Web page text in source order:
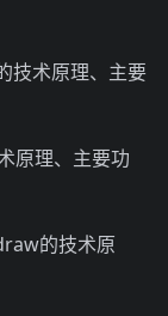
技术原理、主要
原理、主要功
的技术原